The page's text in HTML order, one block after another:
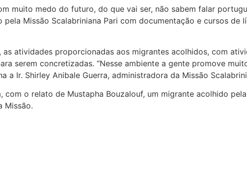
muito medo do futuro, do que vai ser, não sabem falar
pela Missão Scalabriniana Pari com documentação e cursos
atividades proporcionadas aos migrantes acolhidos, com
serem concretizadas. “Nesse ambiente a gente promove
a Ir. Shirley Anibale Guerra, administradora da Missão
com o relato de Mustapha Bouzalouf, um migrante acolhido
Missão.